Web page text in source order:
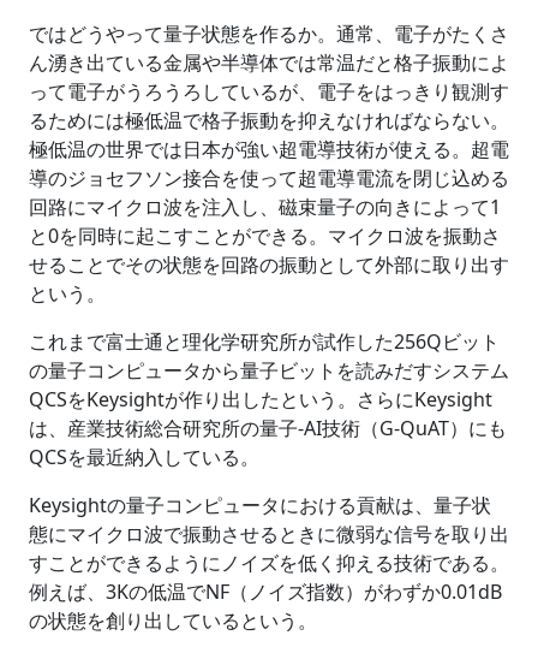
ではどうやって量子状態を作るか。通常、電子がたくさ
ん湧き出ている金属や半導体では常温だと格子振動によ
って電子がうろうろしているが、電子をはっきり観測す
るためには極低温で格子振動を抑えなければならない。
極低温の世界では日本が強い超電導技術が使える。超電
導のジョセフソン接合を使って超電導電流を閉じ込める
回路にマイクロ波を注入し、磁束量子の向きによって1
と0を同時に起こすことができる。マイクロ波を振動さ
せることでその状態を回路の振動として外部に取り出す
という。
これまで富士通と理化学研究所が試作した256Qビット
の量子コンピュータから量子ビットを読みだすシステム
QCSをKeysightが作り出したという。さらにKeysight
は、産業技術総合研究所の量子-AI技術（G-QuAT）にも
QCSを最近納入している。
Keysightの量子コンピュータにおける貢献は、量子状
態にマイクロ波で振動させるときに微弱な信号を取り出
すことができるようにノイズを低く抑える技術である。
例えば、3Kの低温でNF（ノイズ指数）がわずか0.01dB
の状態を創り出しているという。